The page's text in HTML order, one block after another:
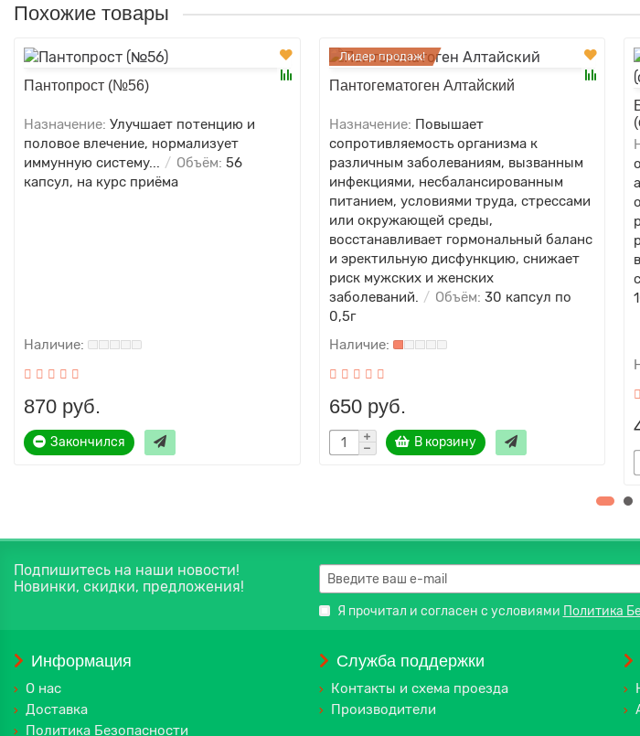
Похожие товары
Пантопрост (№56)
Назначение: Улучшает потенцию и
половое влечение, нормализует
иммунную систему...
Объём: 56
капсул, на курс приёма
870 руб.
Закончился
Лидер продаж!
Пантогематоген Алтайский
Назначение: Повышает
сопротивляемость организма к
различным заболеваниям, вызванным
инфекциями, несбалансированным
питанием, условиями труда, стрессами
или окружающей среды,
восстанавливает гормональный баланс
и эректильную дисфункцию, снижает
риск мужских и женских
заболеваний.
Объём: 30 капсул по
0,5г
650 руб.
В корзину
Подпишитесь на наши новости!
Новинки, скидки, предложения!
Я прочитал и согласен с условиями Политика
Информация
О нас
Доставка
Политика Безопасности
Служба поддержки
Контакты и схема проезда
Производители